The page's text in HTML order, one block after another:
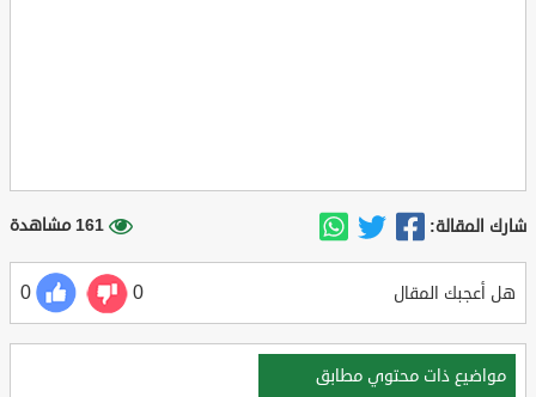
شارك المقالة: 161 مشاهدة
هل أعجبك المقال 0
0
مواضيع ذات محتوي مطابق